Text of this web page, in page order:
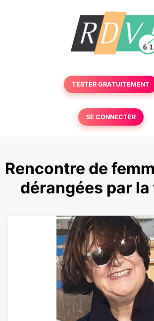
TESTER GRATUITEMENT
SE CONNECTER
Rencontre de
dérangées par la